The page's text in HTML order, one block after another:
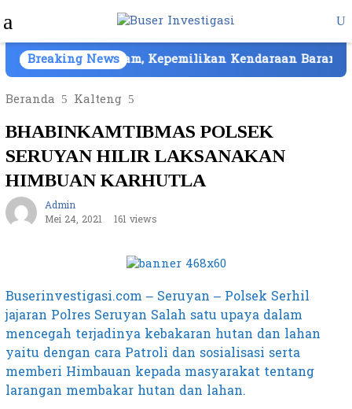
ke
konten
Mobile
Breaking News
Cair di Batam, Kepemilikan Kendaraan Barang Bukti
Beranda
Kalteng
BHABINKAMTIBMAS POLSEK
SERUYAN HILIR LAKSANAKAN
HIMBUAN KARHUTLA
Admin
Mei 24, 2021
161 views
Buserinvestigasi.com – Seruyan – Polsek Serhil
jajaran Polres Seruyan Salah satu upaya dalam
mencegah terjadinya kebakaran hutan dan lahan
yaitu dengan cara Patroli dan sosialisasi serta
memberi Himbauan kepada masyarakat tentang
larangan membakar hutan dan lahan.